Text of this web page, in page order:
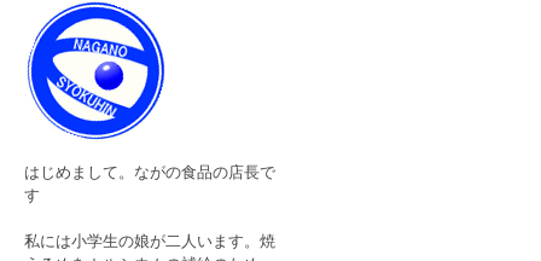
はじめまして。ながの食品の店長で
す
私には小学生の娘が二人います。焼